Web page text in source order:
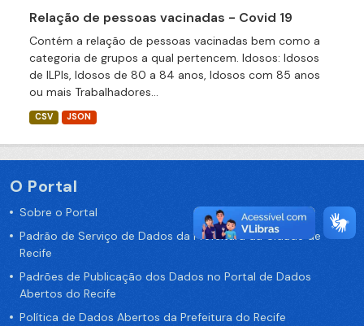
Relação de pessoas vacinadas - Covid 19
Contém a relação de pessoas vacinadas bem como a
categoria de grupos a qual pertencem. Idosos: Idosos
de ILPIs, Idosos de 80 a 84 anos, Idosos com 85 anos
ou mais Trabalhadores...
CSV JSON
O Portal
Sobre o Portal
Padrão de Serviço de Dados da Prefeitura da Cidade de
Recife
Padrões de Publicação dos Dados no Portal de Dados
Abertos do Recife
Política de Dados Abertos da Prefeitura do Recife